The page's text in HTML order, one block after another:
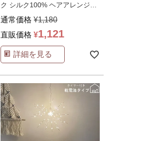
ク シルク100% ヘアアレンジ
Harvest …
通常価格 ¥1,180
直販価格 ¥1,121
詳細を見る